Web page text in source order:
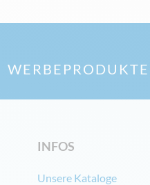
INFOS
Unsere Kataloge